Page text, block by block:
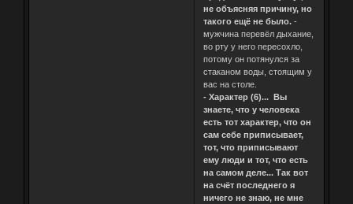
не объясняя причину, но
такого ещё не было.-
мужчина перевёл дыхание,
во рту у него пересохло,
потому он потянулся за
стаканом воды, стоящим у
вас на столе.
- Характер (6)... Вы
знаете, что у человека
есть тот характер, что он
сам себе приписывает,
тот, что приписывают
ему люди и тот, что есть
на самом деле... Так вот
на счёт последнего я
ничего не знаю, не мне